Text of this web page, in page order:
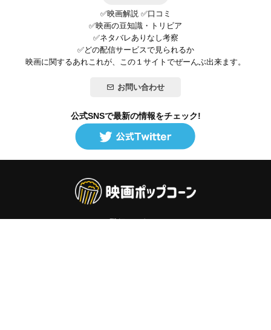
✅映画解説 ✅口コミ
✅映画の豆知識・トリビア
✅ネタバレありなし考察
✅どの配信サービスで見られるか
映画に関するあれこれが、この１サイトでぜーんぶ出来ます。
お問い合わせ
公式SNSで最新の情報をチェック!